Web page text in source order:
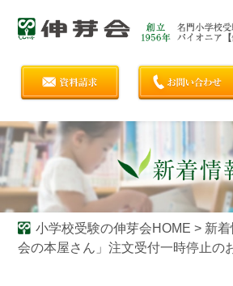
小学校受験の伸芽会HOME > 新
会の本屋さん」注文受付一時停止の